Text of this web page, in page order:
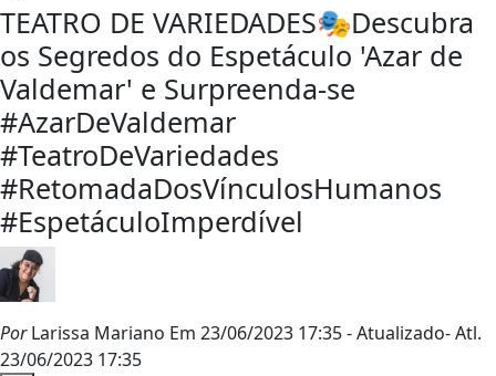
TEATRO DE VARIEDADES🎭Descubra
os Segredos do Espetáculo 'Azar de
Valdemar' e Surpreenda-se
#AzarDeValdemar
#TeatroDeVariedades
#RetomadaDosVínculosHumanos
#EspetáculoImperdível
PorLarissa Mariano Em 23/06/2023 17:35- Atualizado- Atl.
23/06/2023 17:35